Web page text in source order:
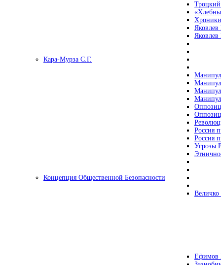
Кара-Мурза С.Г.
Россия
Россия
Угрозы
Концепция Общественной Безопасности
Ефимов